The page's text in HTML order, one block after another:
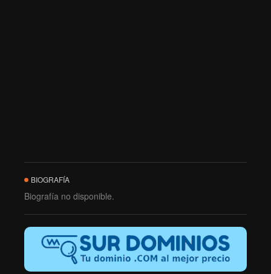
BIOGRAFÍA
Biografía no disponible.